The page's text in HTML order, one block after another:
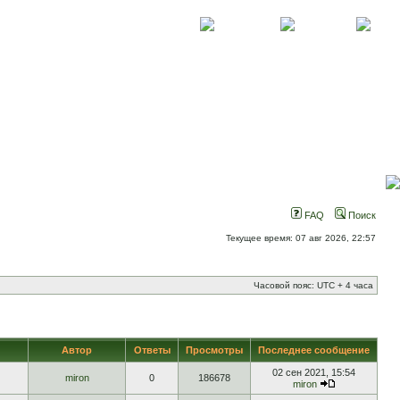
FAQ Поиск
Текущее время: 07 авг 2026, 22:57
Часовой пояс: UTC + 4 часа
Автор Ответы Просмотры Последнее сообщение
miron 0 186678
02 сен 2021, 15:54
miron